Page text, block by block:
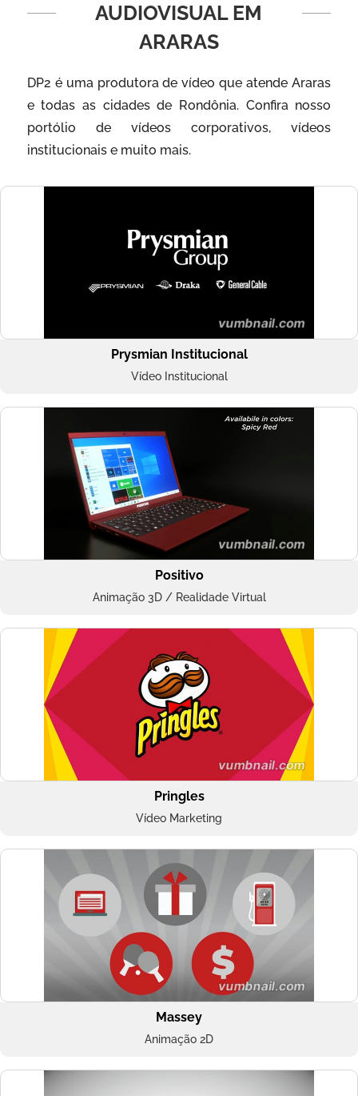
AUDIOVISUAL EM
ARARAS
DP2 é uma produtora de vídeo que atende Araras
e todas as cidades de Rondônia. Confira nosso
portólio de vídeos corporativos, vídeos
institucionais e muito mais.
Prysmian Institucional
Vídeo Institucional
Positivo
Animação 3D / Realidade Virtual
Pringles
Vídeo Marketing
Massey
Animação 2D